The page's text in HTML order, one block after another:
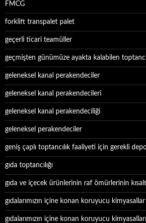
FMCG
forklift transpalet palet
geçerli ticari teamüller
geçmişten günümüze ayakta kalabilen
geleneksel kanal perakendeciler
geleneksel kanal perakendecileri
geleneksel kanal perakendeciliği
geleneksel perakendeciler
geniş çaplı toptancılık faaliyeti için gerekli
gıda toptancılığı
gıda ve içecek ürünlerinin raf ömürlerinin
gıdalarımızın içine konan koruyucu kimyasallar
gıdalarımızın içine konan koruyucu